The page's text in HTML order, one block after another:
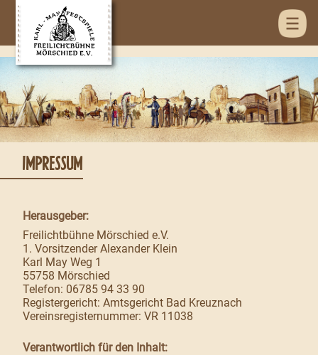
IMPRESSUM
Herausgeber:
Freilichtbühne Mörschied e.V.
1. Vorsitzender Alexander Klein
Karl May Weg 1
55758 Mörschied
Telefon: 06785 94 33 90
Registergericht: Amtsgericht Bad Kreuznach
Vereinsregisternummer: VR 11038
Verantwortlich für den Inhalt: